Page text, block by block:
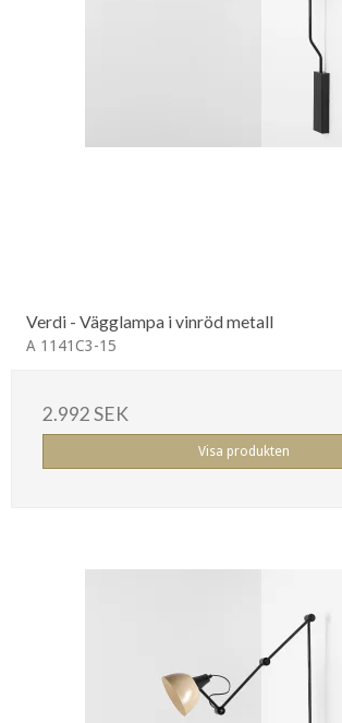
Verdi - Vägglampa i vinröd metall
A 1141C3-15
2.992 SEK
Visa produkten